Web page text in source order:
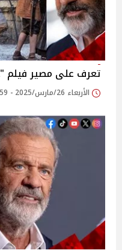
تعرف على مصير فيلم "2 Passion of the Christ"
الأربعاء 26/مارس/2025 - 11:59 م